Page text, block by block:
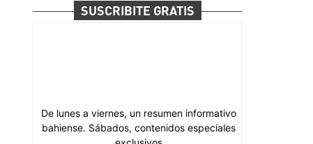
SUSCRIBITE GRATIS